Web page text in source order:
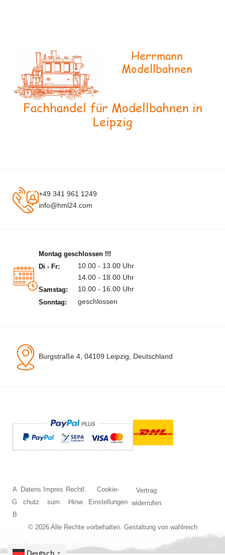
Herrmann
Modellbahnen
Fachhandel für Modellbahnen in
Leipzig
+49 341 961 1249
info@hml24.com
Montag geschlossen !!!
Di - Fr:
10.00 - 13.00 Uhr
14.00 - 18.00 Uhr
Samstag: 10.00 - 16.00 Uhr
Sonntag: geschlossen
Burgstraße 4, 04109 Leipzig, Deutschland
© 2026 Alle Rechte vorbehalten. Gestaltung von wahlreich
A
G
B
Datens
chutz
Impres
sum
Rechtl.
Hinw.
Cookie-
Einstellungen
Vertrag
widerrufen
Deutsch ▼